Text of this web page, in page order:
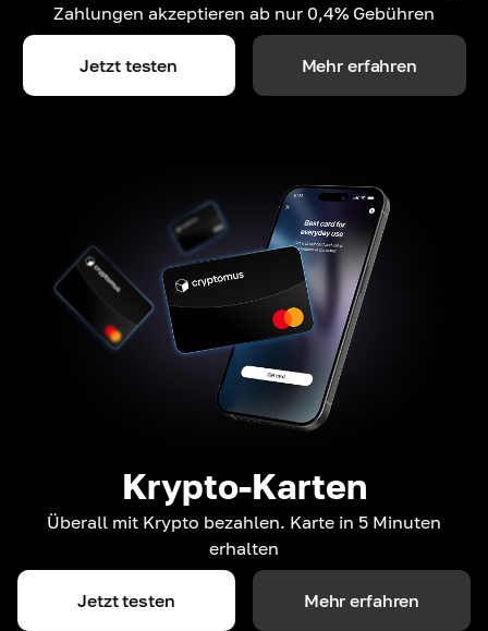
Zahlungen akzeptieren ab nur 0,4% Gebühren
Jetzt testen Mehr erfahren
Krypto-Karten
Überall mit Krypto bezahlen. Karte in 5 Minuten
erhalten
Jetzt testen Mehr erfahren